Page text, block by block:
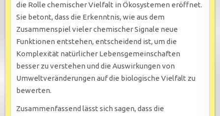
die Rolle chemischer Vielfalt in Ökosystemen eröffnet.
Sie betont, dass die Erkenntnis, wie aus dem
Zusammenspiel vieler chemischer Signale neue
Funktionen entstehen, entscheidend ist, um die
Komplexität natürlicher Lebensgemeinschaften
besser zu verstehen und die Auswirkungen von
Umweltveränderungen auf die biologische Vielfalt zu
bewerten.
Zusammenfassend lässt sich sagen, dass die